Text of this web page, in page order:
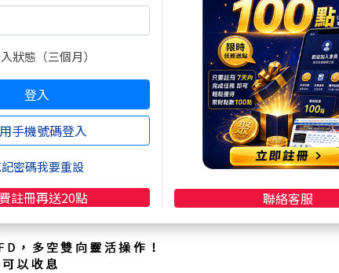
槓桿交易
新選擇，
更靈活！
狀態（三個月）
登入
手機號碼登入
密碼我要重設
註冊再送20點 聯絡客服